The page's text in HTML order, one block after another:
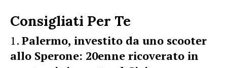
Consigliati Per Te
Palermo, investito da uno scooter
allo Sperone: 20enne ricoverato in